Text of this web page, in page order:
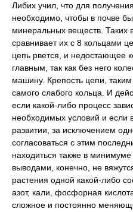
Либих учил, что для
необходимо, чтобы в почве
минеральных веществ. Таких
сравнивает их с 8 кольцами
цепь рвется, и недостающее
главным, так как без него
машину. Крепость цепи,
самого слабого кольца. И
если какой-либо процесс
необходимых условий и если
развитии, за исключением
согласоваться с этим
находиться также в
выводами, конечно, не
растения одной какой-либо
азот, кали, фосфорная
сложное и постоянно